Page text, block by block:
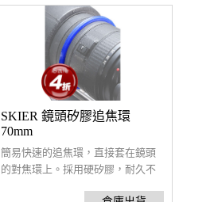
SKIER 鏡頭矽膠追焦環
70mm
簡易快速的追焦環，直接套在鏡頭
的對焦環上。採用硬矽膠，耐久不